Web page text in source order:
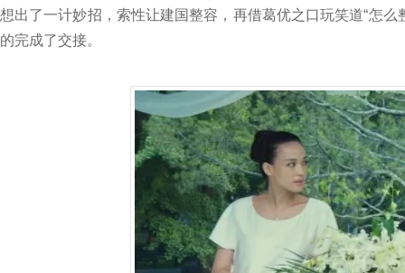
想出了一计妙招，索性让建国整容，再借葛优之口玩笑道“怎
的完成了交接。